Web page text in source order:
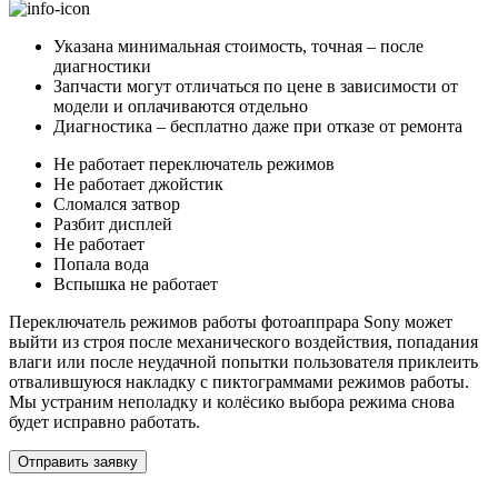
Указана минимальная стоимость, точная – после
диагностики
Запчасти могут отличаться по цене в зависимости от
модели и оплачиваются отдельно
Диагностика – бесплатно даже при отказе от ремонта
Не работает переключатель режимов
Не работает джойстик
Сломался затвор
Разбит дисплей
Не работает
Попала вода
Вспышка не работает
Переключатель режимов работы фотоаппрара Sony может
выйти из строя после механического воздействия, попадания
влаги или после неудачной попытки пользователя приклеить
отвалившуюся накладку с пиктограммами режимов работы.
Мы устраним неполадку и колёсико выбора режима снова
будет исправно работать.
Отправить заявку